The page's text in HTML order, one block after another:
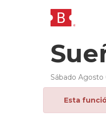
Sábado Agosto
Esta